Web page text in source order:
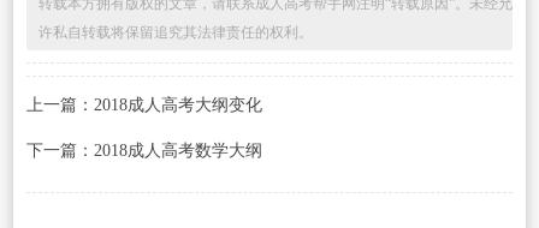
许私自转载将保留追究其法律责任的权利。
上一篇：2018成人高考大纲变化
下一篇：2018成人高考数学大纲